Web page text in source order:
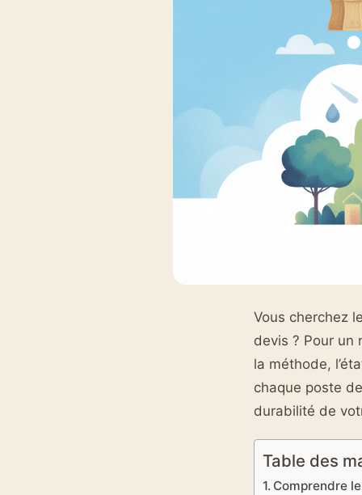
Vous cherchez
devis ? Pour un
la méthode,
chaque poste
durabilité de
Table des
Comprendre